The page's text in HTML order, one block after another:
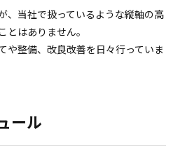
、当社で扱っているような縦軸の高
とはありません。
や整備、改良改善を日々行っていま
ール